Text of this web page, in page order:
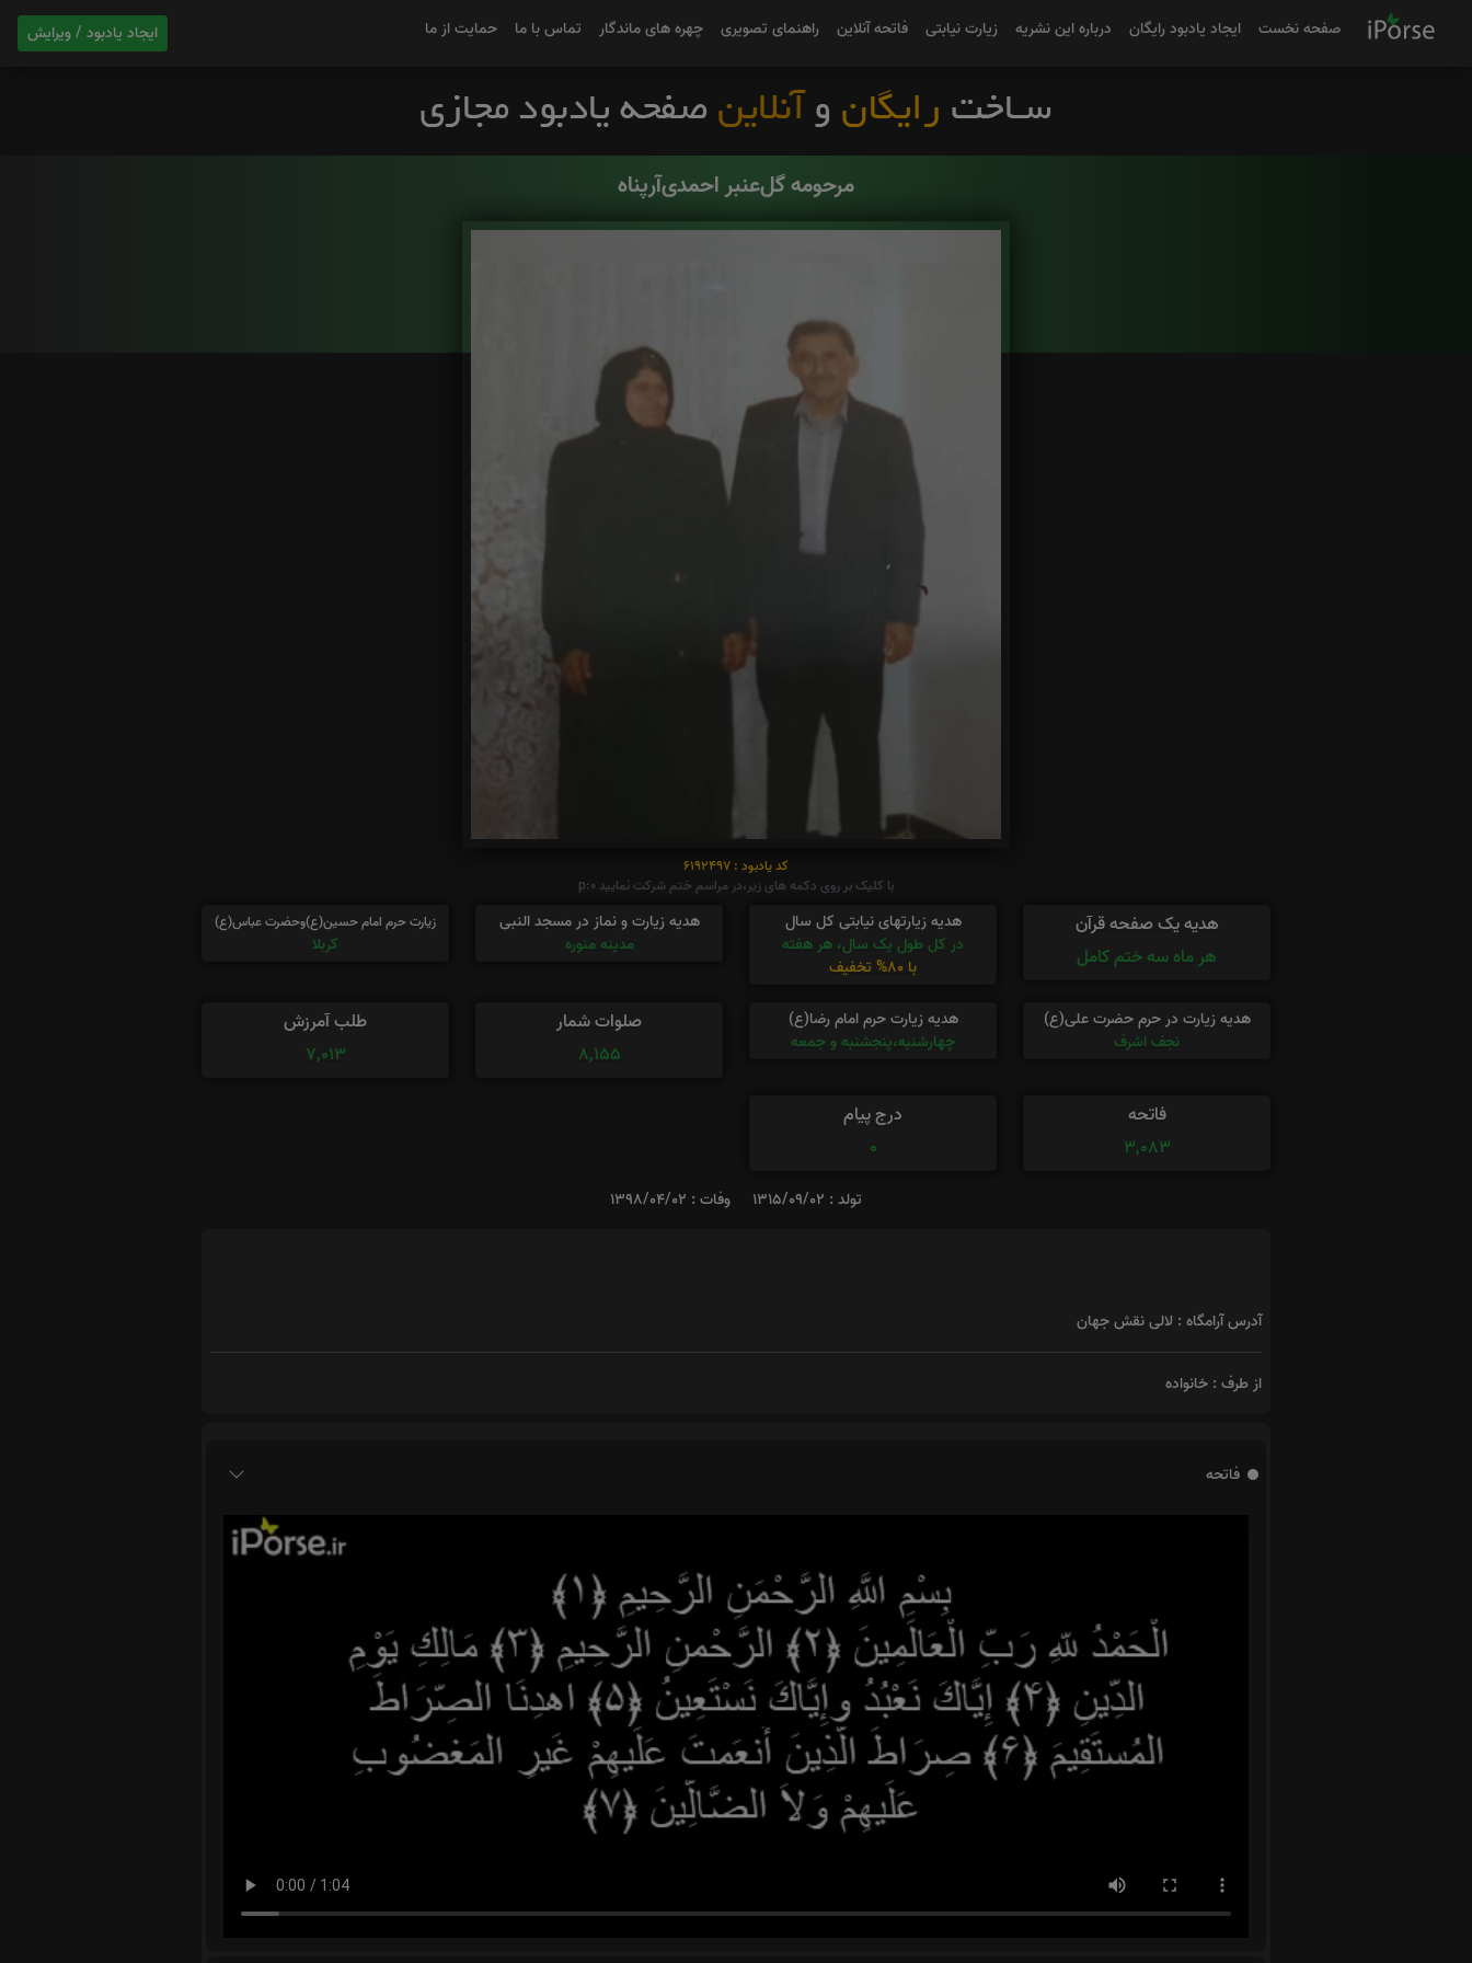
ایجاد یادبود / ویرایش صفحه نخست ایجاد یادبود رایگان درباره این نشریه زیارت نیابتی فاتحه آنلاین راهنمای تصویری چهره های ماندگار تماس با ما حمایت از ما
مرحومه گل‌عنبر احمدی‌آرپناه
کد یادبود : 6192497
با کلیک بر روی دکمه های زیر،در مراسم ختم شرکت نمایید p:0
هدیه یک صفحه قرآن
هر ماه سه ختم کامل
هدیه زیارتهای نیابتی کل سال
در کل طول یک سال، هر هفته
با 80% تخفیف
هدیه زیارت و نماز در مسجد النبی
مدینه منوره
زیارت حرم امام حسین(ع)وحضرت عباس(ع)
کربلا
هدیه زیارت در حرم حضرت علی(ع)
نجف اشرف
هدیه زیارت حرم امام رضا(ع)
چهارشنبه،پنجشنبه و جمعه
صلوات شمار
8,155
طلب آمرزش
7,013
فاتحه
3,083
درج پیام
0
تولد : 1315/09/02 وفات : 1398/04/02
آدرس آرامگاه : لالی نقش جهان
از طرف : خانواده
فاتحه